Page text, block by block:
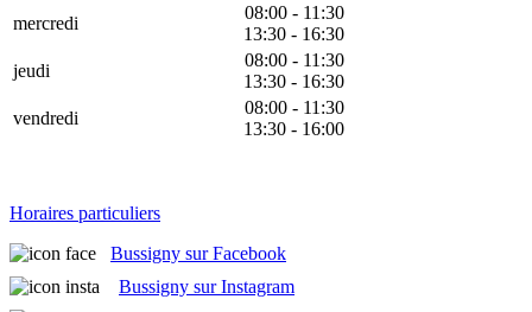
mercredi
08:00 - 11:30
13:30 - 16:30
jeudi
08:00 - 11:30
13:30 - 16:30
vendredi
08:00 - 11:30
13:30 - 16:00
Horaires particuliers
Bussigny sur Facebook
Bussigny sur Instagram